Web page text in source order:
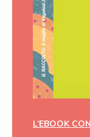
L’EBOOK